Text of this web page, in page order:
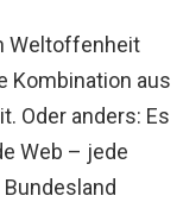
Weltoffenheit
Kombination aus
Oder anders: Es
Web – jede